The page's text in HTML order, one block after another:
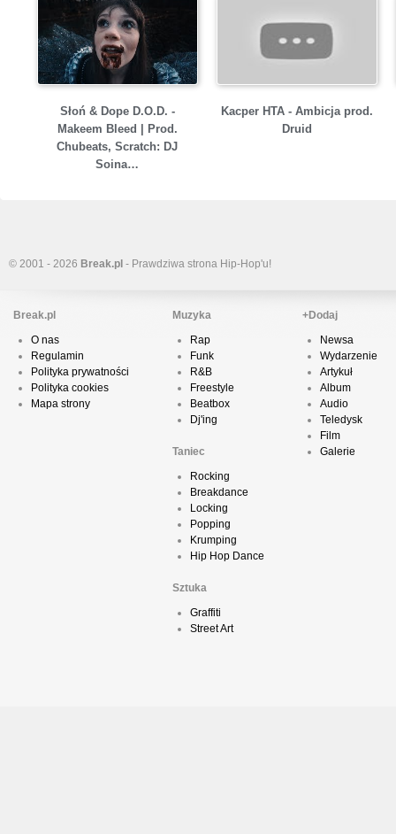
Słoń & Dope D.O.D. -
Makeem Bleed | Prod.
Chubeats, Scratch: DJ
Soina…
Kacper HTA - Ambicja prod.
Druid
© 2001 - 2026 Break.pl - Prawdziwa strona Hip-Hop'u!
Break.pl
O nas
Regulamin
Polityka prywatności
Polityka cookies
Mapa strony
Muzyka
Rap
Funk
R&B
Freestyle
Beatbox
Dj'ing
Taniec
Rocking
Breakdance
Locking
Popping
Krumping
Hip Hop Dance
Sztuka
Graffiti
Street Art
+Dodaj
Newsa
Wydarzenie
Artykuł
Album
Audio
Teledysk
Film
Galerie